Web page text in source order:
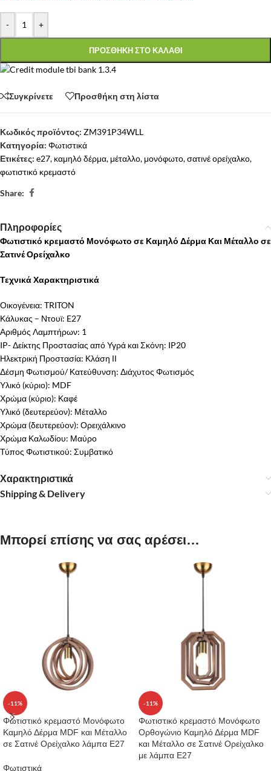
- +
ΠΡΟΣΘΗΚΗ ΣΤΟ ΚΑΛΑΘΙ
Συγκρίνετε Προσθήκη στη λίστα
Κωδικός προϊόντος: ZM391P34WLL
Κατηγορία: Φωτιστικά
Ετικέτες: e27, καμηλό δέρμα, μέταλλο, μονόφωτο,σατινέ ορείχαλκο,
φωτιστικό κρεμαστό
Share:
Πληροφορίες
Φωτιστικό κρεμαστό Μονόφωτο σε Καμηλό Δέρμα Και Μέταλλο σε
Σατινέ Ορείχαλκο
Τεχνικά Χαρακτηριστικά
Οικογένεια: TRITON
Κάλυκας – Ντουϊ: E27
Αριθμός Λαμπτήρων: 1
IP- Δείκτης Προστασίας από Υγρά και Σκόνη: IP20
Ηλεκτρική Προστασία: Κλάση ΙΙ
Δέσμη Φωτισμού/ Κατεύθυνση: Διάχυτος Φωτισμός
Υλικό (κύριο): MDF
Χρώμα (κύριο): Καφέ
Υλικό (δευτερεύον): Μέταλλο
Χρώμα (δευτερεύον): Ορειχάλκινο
Χρώμα Καλωδίου: Μαύρο
Τύπος Φωτιστικού: Συμβατικό
Χαρακτηριστικά
Shipping & Delivery
Μπορεί επίσης να σας αρέσει…
-11%
Φωτιστικό κρεμαστό Μονόφωτο
Καμηλό Δέρμα MDF και Μέταλλο
σε Σατινέ Ορείχαλκο λάμπα Ε27
Φωτιστικά
-11%
Φωτιστικό κρεμαστό Μονόφωτο
Ορθογώνιο Καμηλό Δέρμα MDF
και Μέταλλο σε Σατινέ Ορείχαλκο
με λάμπα E27